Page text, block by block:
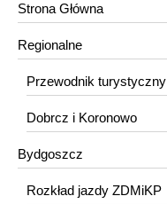
Strona Główna
Regionalne
Przewodnik turystyczny
Dobrcz i Koronowo
Bydgoszcz
Rozkład jazdy ZDMiKP